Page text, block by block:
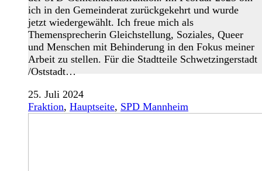
ich in den Gemeinderat zurückgekehrt und wurde
jetzt wiedergewählt. Ich freue mich als
Themensprecherin Gleichstellung, Soziales, Queer
und Menschen mit Behinderung in den Fokus meiner
Arbeit zu stellen. Für die Stadtteile Schwetzingerstadt
/Oststadt…
25. Juli 2024
Fraktion, Hauptseite, SPD Mannheim